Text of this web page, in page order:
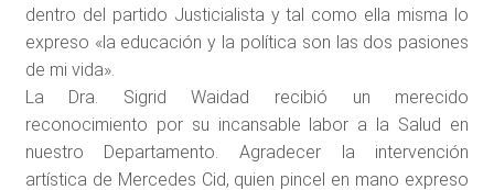
dentro del partido Justicialista y tal como ella misma lo
expreso «la educación y la política son las dos pasiones
de mi vida».
La Dra. Sigrid Waidad recibió un merecido
reconocimiento por su incansable labor a la Salud en
nuestro Departamento. Agradecer la intervención
artística de Mercedes Cid, quien pincel en mano expreso